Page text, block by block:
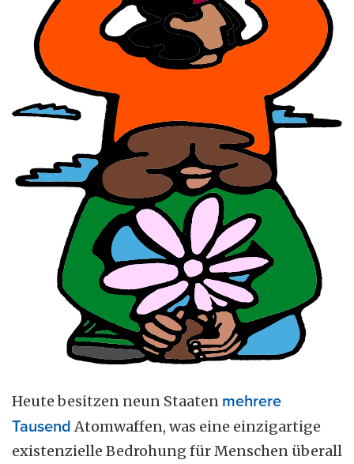
Heute besitzen neun Staaten mehrere
Tausend Atomwaffen, was eine einzigartige
existenzielle Bedrohung für Menschen überall